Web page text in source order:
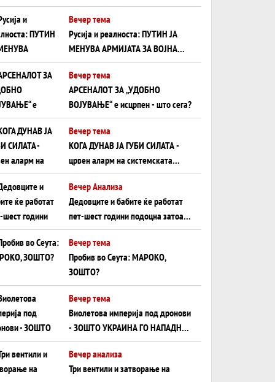
ги открива тајните на политиката
на балансирање на Вучиќ
Вечер тема
Русија и реалноста: ПУТИН ЈА
МЕНУВА АРМИЈАТА ЗА ВОЈНА
ШТО ОСТАНУВА БЕЗ ФРОНТ
Вечер тема
АРСЕНАЛОТ ЗА „УДОБНО
ВОЈУВАЊЕ“ е исцрпен - што сега?
Вечер тема
КОГА ДУНАВ ЈА ГУБИ СИЛАТА -
црвен аларм на системската
плоча од јужна Германија до
Црното Море...
Вечер Анализа
Дедовците и бабите ќе работат
пет-шест години подоцна затоа
што НЕМААТ ВНУЦИ ДА ГИ
ЗАМЕНАТ
Вечер тема
Пробив во Сеута: МАРОКО,
ЗОШТО?
Вечер тема
Виолетова империја под дронови
- ЗОШТО УКРАИНА ГО НАПАДНА
РУСКИОТ WILDBERRIES
Вечер анализа
Три вентили и затворање на